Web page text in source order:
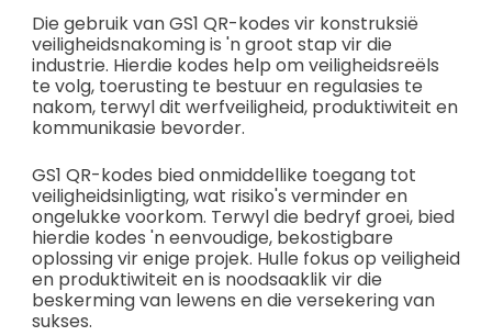
Die gebruik van GS1 QR-kodes vir konstruksië
veiligheidsnakoming is 'n groot stap vir die
industrie. Hierdie kodes help om veiligheidsreëls
te volg, toerusting te bestuur en regulasies te
nakom, terwyl dit werfveiligheid, produktiwiteit en
kommunikasie bevorder.
GS1 QR-kodes bied onmiddellike toegang tot
veiligheidsinligting, wat risiko's verminder en
ongelukke voorkom. Terwyl die bedryf groei, bied
hierdie kodes 'n eenvoudige, bekostigbare
oplossing vir enige projek. Hulle fokus op veiligheid
en produktiwiteit en is noodsaaklik vir die
beskerming van lewens en die versekering van
sukses.